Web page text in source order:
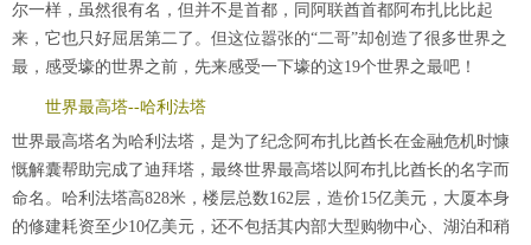
尔一样，虽然很有名，但并不是首都，同阿联酋首都阿布扎比比起
来，它也只好屈居第二了。但这位嚣张的“二哥”却创造了很多世界之
最，感受壕的世界之前，先来感受一下壕的这19个世界之最吧！
世界最高塔--哈利法塔
世界最高塔名为哈利法塔，是为了纪念阿布扎比酋长在金融危机时慷
慨解囊帮助完成了迪拜塔，最终世界最高塔以阿布扎比酋长的名字而
命名。哈利法塔高828米，楼层总数162层，造价15亿美元，大厦本身
的修建耗资至少10亿美元，还不包括其内部大型购物中心、湖泊和稍